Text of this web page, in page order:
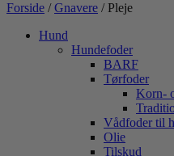
Forside /Gnavere / Pleje
Hund
Hundefoder
BARF
Tørfoder
Korn-
Vådfoder til
Olie
Tilskud